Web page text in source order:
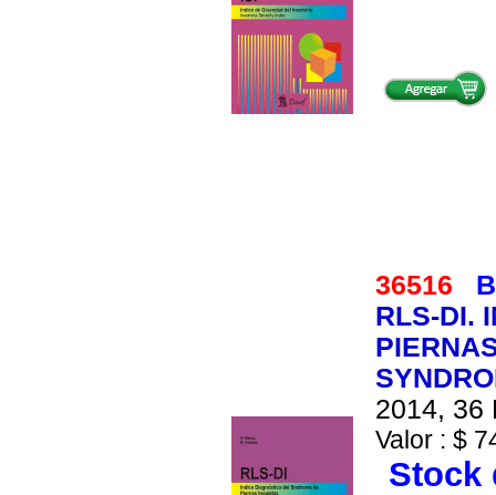
36516
RLS-DI.
2014, 36
Valor : $
Stock